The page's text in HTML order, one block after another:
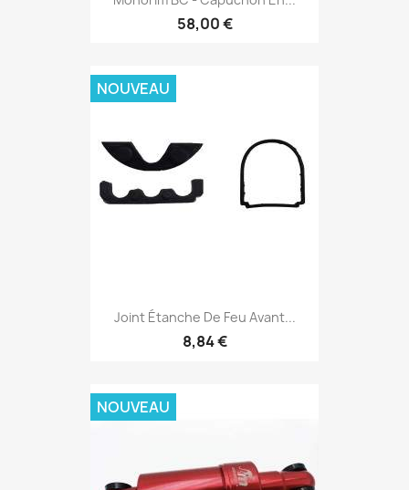
58,00 €
Joint Étanche De Feu Avant...
8,84 €
NOUVEAU
NOUVEAU